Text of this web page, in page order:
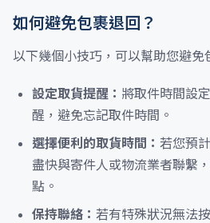
如何避免包裹退回？
以下幾個小技巧，可以幫助您避免
設定取貨提醒： 將取件時間設
醒，避免忘記取件時間。
選擇便利的取貨時間： 若您預
盡快與寄件人或物流業者聯繫
點。
保持聯絡： 若有特殊狀況無法